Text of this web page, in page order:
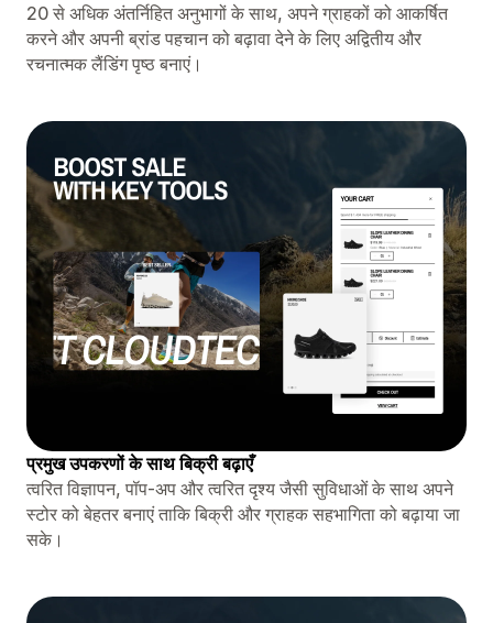
20 से अधिक अंतर्निहित अनुभागों के साथ, अपने ग्राहकों को आकर्षित
करने और अपनी ब्रांड पहचान को बढ़ावा देने के लिए अद्वितीय और
रचनात्मक लैंडिंग पृष्ठ बनाएं।
प्रमुख उपकरणों के साथ बिक्री बढ़ाएँ
त्वरित विज्ञापन, पॉप-अप और त्वरित दृश्य जैसी सुविधाओं के साथ अपने
स्टोर को बेहतर बनाएं ताकि बिक्री और ग्राहक सहभागिता को बढ़ाया जा
सके।